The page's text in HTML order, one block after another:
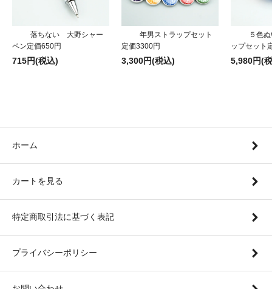
落ちない 大野シャー
ペン定価650円
715円(税込)
年男ストラップセット
定価3300円
3,300円(税込)
５色
ップセット
5,980円(
ホーム
カートを見る
特定商取引法に基づく表記
プライバシーポリシー